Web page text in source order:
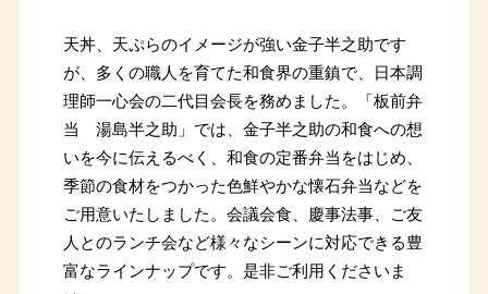
天丼、天ぷらのイメージが強い金子半之助です
が、多くの職人を育てた和食界の重鎮で、日本調
理師一心会の二代目会長を務めました。「板前弁
当 湯島半之助」では、金子半之助の和食への想
いを今に伝えるべく、和食の定番弁当をはじめ、
季節の食材をつかった色鮮やかな懐石弁当などを
ご用意いたしました。会議会食、慶事法事、ご友
人とのランチ会など様々なシーンに対応できる豊
富なラインナップです。是非ご利用くださいま